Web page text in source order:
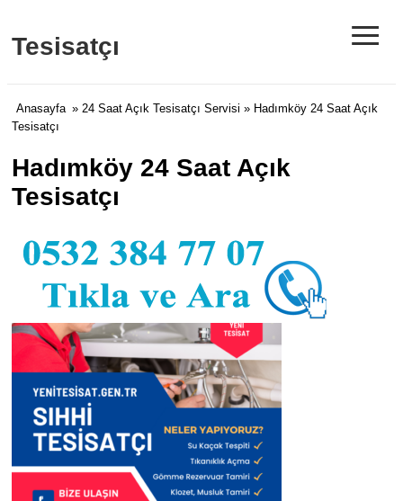
Tesisatçı ≡
Anasayfa » 24 Saat Açık Tesisatçı Servisi » Hadımköy 24 Saat Açık
Tesisatçı
Hadımköy 24 Saat Açık
Tesisatçı